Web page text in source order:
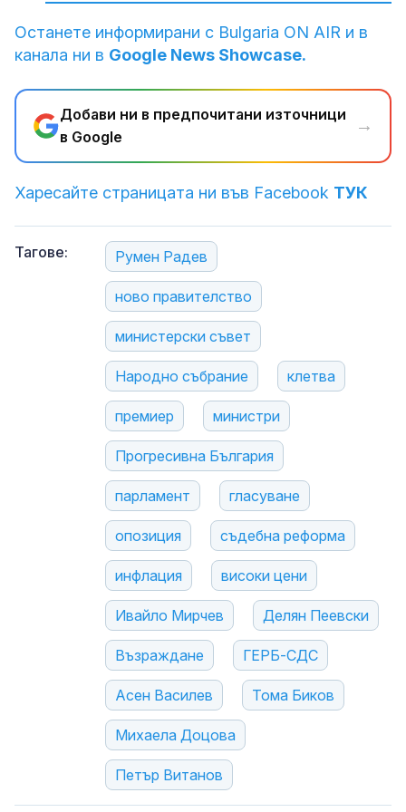
Останете информирани с Bulgaria ON AIR и в
канала ни в Google News Showcase.
Добави ни в предпочитани източници
в Google
→
Харесайте страницата ни във Facebook ТУК
Тагове: Румен Радев
ново правителство
министерски съвет
Народно събрание клетва
премиер министри
Прогресивна България
парламент гласуване
опозиция съдебна реформа
инфлация високи цени
Ивайло Мирчев Делян Пеевски
Възраждане ГЕРБ-СДС
Асен Василев Тома Биков
Михаела Доцова
Петър Витанов